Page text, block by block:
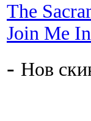
The
Join Me
- Нов